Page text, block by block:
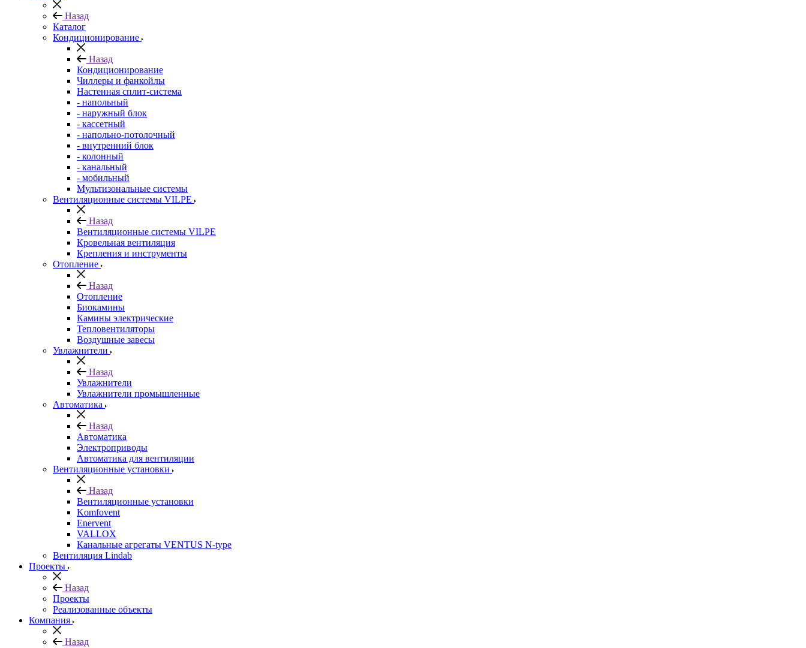
Назад
Каталог
Кондиционирование
Назад
Кондиционирование
Чиллеры и фанкойлы
Настенная сплит-система
- напольный
- наружный блок
- кассетный
- напольно-потолочный
- внутренний блок
- колонный
- канальный
- мобильный
Мультизональные системы
Вентиляционные системы VILPE
Назад
Вентиляционные системы VILPE
Кровельная вентиляция
Крепления и инструменты
Отопление
Назад
Отопление
Биокамины
Камины электрические
Тепловентиляторы
Воздушные завесы
Увлажнители
Назад
Увлажнители
Увлажнители промышленные
Автоматика
Назад
Автоматика
Электроприводы
Автоматика для вентиляции
Вентиляционные установки
Назад
Вентиляционные установки
Komfovent
Enervent
VALLOX
Канальные агрегаты VENTUS N-type
Вентиляция Lindab
Проекты
Назад
Проекты
Реализованные объекты
Компания
Назад